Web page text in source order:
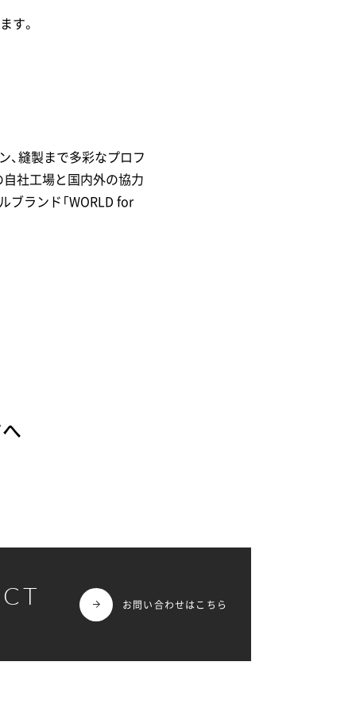
す。
、縫製まで多彩なプロフ
自社工場と国内外の協力
ブランド「WORLD for
お問い合わせはこちら